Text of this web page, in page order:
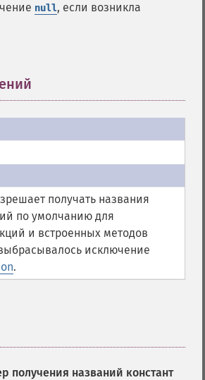
null, если возникла
получать названия
по умолчанию для
и встроенных методов
исключение
.
получения названий констант